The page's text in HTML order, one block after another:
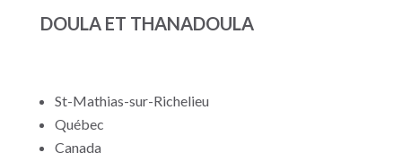
DOULA ET THANADOULA
St-Mathias-sur-Richelieu
Québec
Canada